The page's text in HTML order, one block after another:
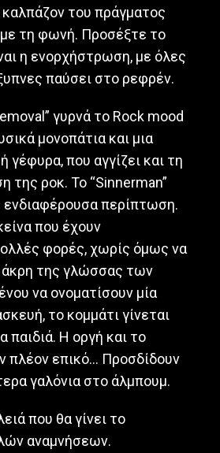
καλπάζον του πράγματος
τη φωνή. Προσέξτε το
η ενορχήστρωση, με όλες
παύσει στο ρεφρέν.
γυρνά το Rock mood
μονοπάτια και μια
που αγγίζει και τη
της ροκ. Το “Sinnerman”
ενδιαφέρουσα περίπτωση.
που έχουν
φορές, χωρίς όμως να
άκρη της γλώσσας των
να ονοματίσουν μία
το κομμάτι γίνεται
παιδιά. Η οργή και το
πλέον επικό… Προσδίδουν
γαλόνια στο άλμπουμ.
που θα γίνει το
αναμνήσεων.